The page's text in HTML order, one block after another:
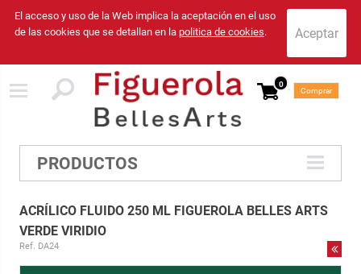
El acceso y uso de la Web implica la aceptación en el uso
de las cookies que se detallan en la politica de cookies.
0
Comprar
PRODUCTOS
ACRÍLICO FLUIDO 250 ML FIGUEROLA BELLES ARTS
VERDE VIRIDIO
Ref. DA24